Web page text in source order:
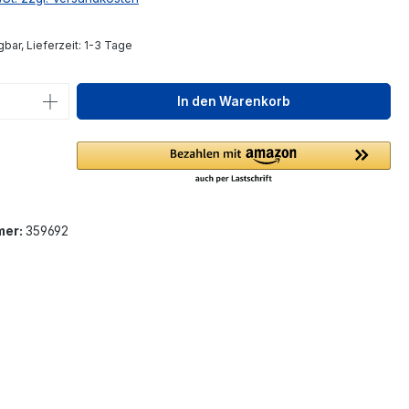
Lieferzeit: 1-3 Tage
Anzahl: Gib den gewünschten Wert
In den Warenkorb
359692